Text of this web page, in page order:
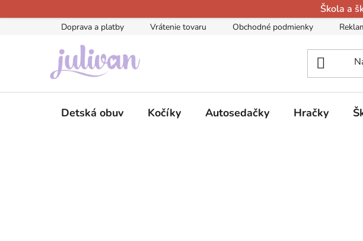
na
Škola a
Doprava a platby Vrátenie tovaru Obchodné podmienky
Detská obuv Kočíky Autosedačky Hračky